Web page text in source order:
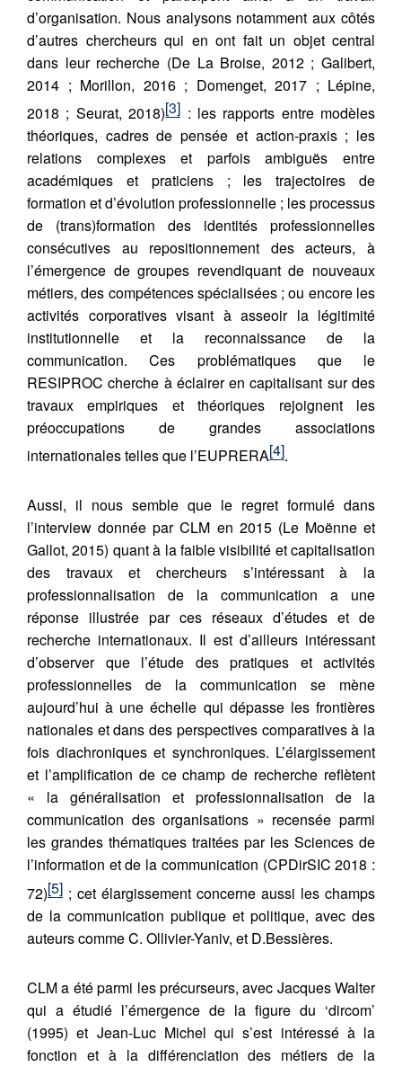
d’organisation. Nous analysons notamment aux côtés
d’autres chercheurs qui en ont fait un objet central
dans leur recherche (De La Broise, 2012 ; Galibert,
2014 ; Morillon, 2016 ; Domenget, 2017 ; Lépine,
2018 ; Seurat, 2018)[3]: les rapports entre modèles
théoriques, cadres de pensée et action-praxis ; les
relations complexes et parfois ambiguës entre
académiques et praticiens ; les trajectoires de
formation et d’évolution professionnelle ; les processus
de (trans)formation des identités professionnelles
consécutives au repositionnement des acteurs, à
l’émergence de groupes revendiquant de nouveaux
métiers, des compétences spécialisées ; ou encore les
activités corporatives visant à asseoir la légitimité
institutionnelle et la reconnaissance de la
communication. Ces problématiques que le
RESIPROC cherche à éclairer en capitalisant sur des
travaux empiriques et théoriques rejoignent les
préoccupations de grandes associations
internationales telles que l’EUPRERA[4].
Aussi, il nous semble que le regret formulé dans
l’interview donnée par CLM en 2015 (Le Moënne et
Gallot, 2015) quant à la faible visibilité et capitalisation
des travaux et chercheurs s’intéressant à la
professionnalisation de la communication a une
réponse illustrée par ces réseaux d’études et de
recherche internationaux. Il est d’ailleurs intéressant
d’observer que l’étude des pratiques et activités
professionnelles de la communication se mène
aujourd’hui à une échelle qui dépasse les frontières
nationales et dans des perspectives comparatives à la
fois diachroniques et synchroniques. L’élargissement
et l’amplification de ce champ de recherche reflètent
« la généralisation et professionnalisation de la
communication des organisations » recensée parmi
les grandes thématiques traitées par les Sciences de
l’information et de la communication (CPDirSIC 2018 :
72)[5] ; cet élargissement concerne aussi les champs
de la communication publique et politique, avec des
auteurs comme C. Ollivier-Yaniv, et D.Bessières.
CLM a été parmi les précurseurs, avec Jacques Walter
qui a étudié l’émergence de la figure du ‘dircom’
(1995) et Jean-Luc Michel qui s’est intéressé à la
fonction et à la différenciation des métiers de la
Citer cet article
LÉPINE, V. (2020) Chapitre 4 - La
communication et ses acteurs : les enjeux et
finalités au-delà de la fonction et des métiers.
Contacter Fermer